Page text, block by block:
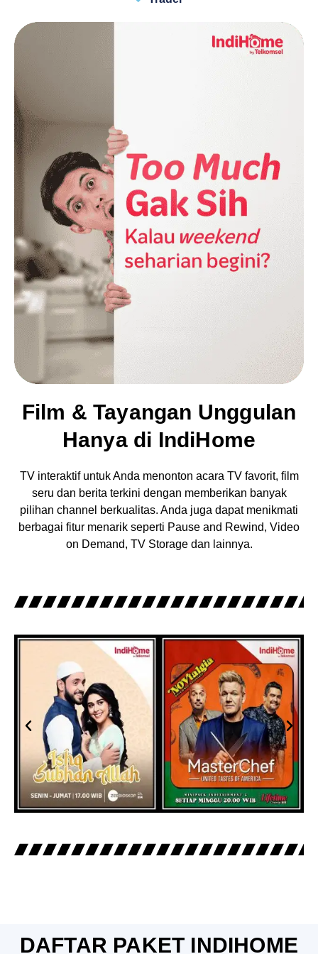
Film & Tayangan Unggulan
Hanya di IndiHome
TV interaktif untuk Anda menonton acara TV favorit, film
seru dan berita terkini dengan memberikan banyak
pilihan channel berkualitas. Anda juga dapat menikmati
berbagai fitur menarik seperti Pause and Rewind, Video
on Demand, TV Storage dan lainnya.
DAFTAR PAKET INDIHOME